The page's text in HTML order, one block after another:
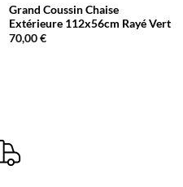
Grand Coussin Chaise
Extérieure 112x56cm Rayé Vert
70,00€